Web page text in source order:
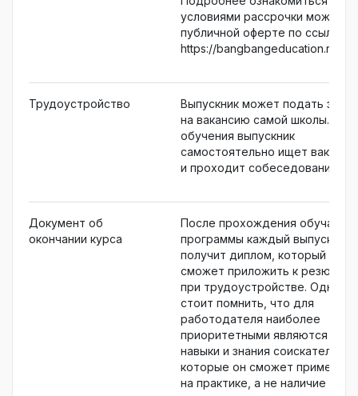
условиями рассрочки можно в
публичной оферте по ссылке
https://bangbangeducation.ru/
Трудоустройство
Выпускник может подать
на вакансию самой школы.
обучения выпускник
самостоятельно ищет
и проходит собеседования.
Документ об
окончании курса
После прохождения
программы каждый выпускник
получит диплом, который
сможет приложить к резюме
при трудоустройстве. Однако
стоит помнить, что для
работодателя наиболее
приоритетными являются
навыки и знания соискателя,
которые он сможет применять
на практике, а не наличие